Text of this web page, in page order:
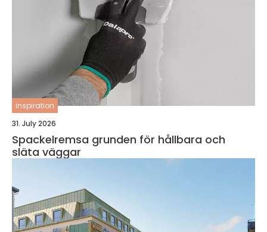
inspiration
31. July 2026
Spackelremsa grunden för hållbara och
släta väggar